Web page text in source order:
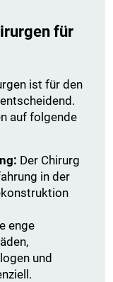
für
ist für den
auf folgende
Der Chirurg
in der
enge
und